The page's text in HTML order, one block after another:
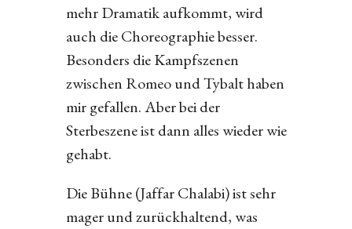
mehr Dramatik aufkommt, wird
auch die Choreographie besser.
Besonders die Kampfszenen
zwischen Romeo und Tybalt haben
mir gefallen. Aber bei der
Sterbeszene ist dann alles wieder wie
gehabt.
Die Bühne (Jaffar Chalabi) ist sehr
mager und zurückhaltend, was